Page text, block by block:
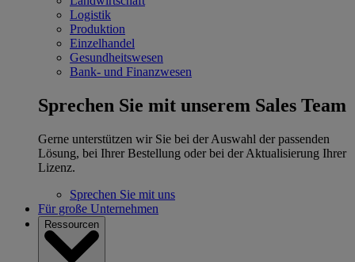
Logistik
Produktion
Einzelhandel
Gesundheitswesen
Bank- und Finanzwesen
Sprechen Sie mit unserem Sales Team
Gerne unterstützen wir Sie bei der Auswahl der passenden
Lösung, bei Ihrer Bestellung oder bei der Aktualisierung Ihrer
Lizenz.
Sprechen Sie mit uns
Für große Unternehmen
Ressourcen